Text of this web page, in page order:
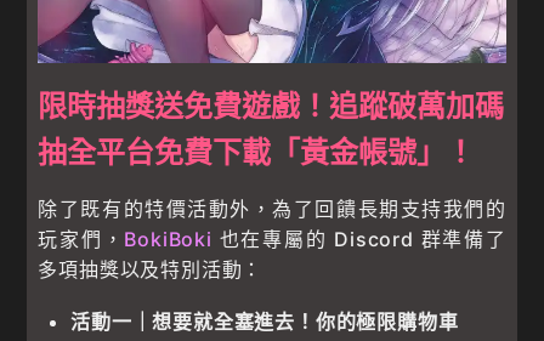
限時抽獎送免費遊戲！追蹤破萬加碼
抽全平台免費下載「黃金帳號」！
除了既有的特價活動外，為了回饋長期支持我們的
玩家們， BokiBoki 也在專屬的 Discord 群準備了
多項抽獎以及特別活動：
活動一｜想要就全塞進去！你的極限購物車